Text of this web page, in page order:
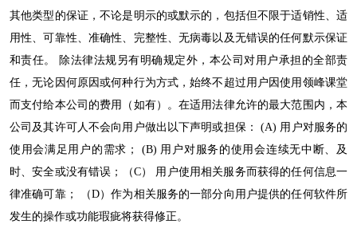
其他类型的保证，不论是明示的或默示的，包括但不限于适销性、适
用性、可靠性、准确性、完整性、无病毒以及无错误的任何默示保证
和责任。
除法律法规另有明确规定外，本公司对用户承担的全部责
任，无论因何原因或何种行为方式，始终不超过用户因使用 领峰课堂
而支付给本公司的费用（如有）。在适用法律允许的最大范围内，本
公司及其许可人不会向用户做出以下声明或担保：
(A) 用户对服务的
使用会满足用户的需求； (B) 用户对服务的使用会连续无中断、及
时、安全或没有错误；（C） 用户使用相关服务而获得的任何信息一
律准确可靠； （D）作为相关服务的一部分向用户提供的任何软件所
发生的操作或功能瑕疵将获得修正。